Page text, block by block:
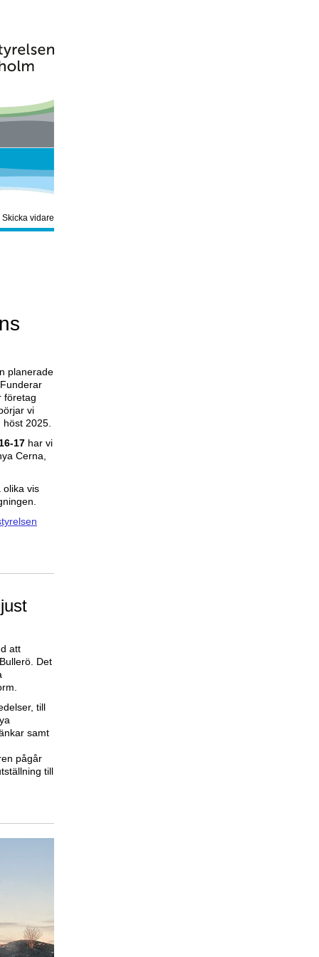
Skicka vidare
planerade
företag
vi
2025.
17 har vi
Cerna,
olika vis
att
Det
till
samt
pågår
till